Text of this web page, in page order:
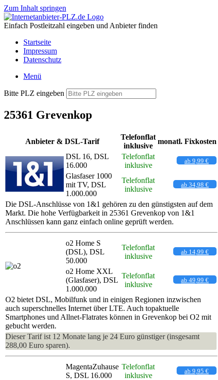
Zum Inhalt springen
Einfach Postleitzahl eingeben und Anbieter finden
Startseite
Impressum
Datenschutz
Menü
Bitte PLZ eingeben
25361 Grevenkop
Anbieter & DSL-Tarif
Telefonflat
inklusive
monatl. Fixkosten
DSL 16, DSL
16.000
Telefonflat
inklusive
ab 9,99 €
Glasfaser 1000
mit TV, DSL
1.000.000
Telefonflat
inklusive
ab 34,98 €
Die DSL-Anschlüsse von 1&1 gehören zu den günstigsten auf dem
Markt. Die hohe Verfügbarkeit in 25361 Grevenkop von 1&1
Anschlüssen kann ganz einfach online geprüft werden.
o2 Home S
(DSL), DSL
50.000
Telefonflat
inklusive
ab 14,99 €
o2 Home XXL
(Glasfaser), DSL
1.000.000
Telefonflat
inklusive
ab 49,99 €
O2 bietet DSL, Mobilfunk und in einigen Regionen inzwischen
auch superschnelles Internet über LTE. Auch topaktuelle
Smartphones und Allnet-Flatrates können in Grevenkop bei O2 mit
gebucht werden.
Dieser Tarif ist 12 Monate lang je 24 Euro günstiger (insgesamt
288,00 Euro sparen).
MagentaZuhause
S, DSL 16.000
Telefonflat
inklusive
ab 9,95 €